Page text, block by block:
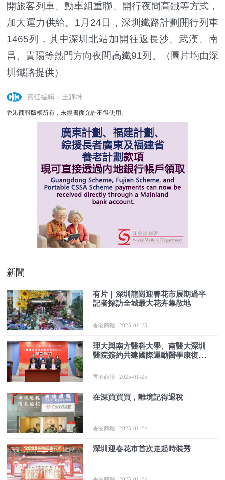
開旅客列車、動車組重聯、開行夜間高鐵等方式，
加大運力供給。1月24日，深圳鐵路計劃開行列車
1465列，其中深圳北站加開往返長沙、武漢、南
昌、貴陽等熱門方向夜間高鐵91列。
（圖片均由深
圳鐵路提供）
責任編輯：王錦坤
香港商報版權所有，未經書面允許不得使用。
新聞
有片｜深圳龍崗迎春花市展期過半
記者探訪全城最大花卉集散地
香港商報 2025-01-25
理大與南方醫科大學、南醫大深圳
醫院簽約共建國際運動醫學康復中
香港商報 2025-01-25
在深買買買，離境記得退稅
香港商報 2025-01-24
深圳迎春花市首次走起時裝秀